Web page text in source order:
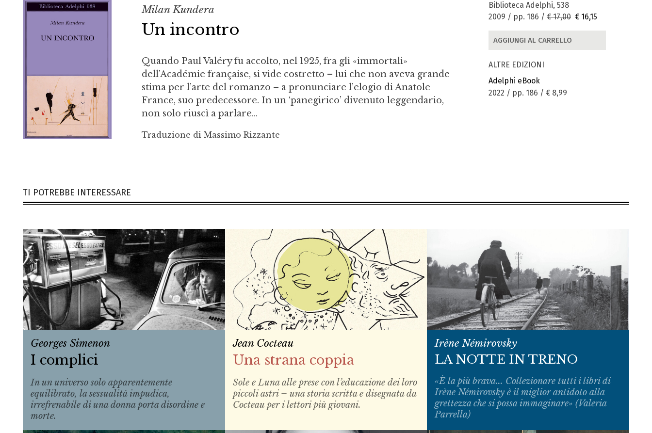
Milan Kundera
Un incontro
Quando Paul Valéry fu accolto, nel 1925, fra gli «immortali»
dell’Académie française, si vide costretto – lui che non aveva grande
stima per l’arte del romanzo – a pronunciare l’elogio di Anatole
France, suo predecessore. In un ‘panegirico’ divenuto leggendario,
non solo riuscì a parlare...
Traduzione di Massimo Rizzante
Biblioteca Adelphi, 538
2009 / pp. 186 / € 17,00 € 16,15
AGGIUNGI AL CARRELLO
ALTRE EDIZIONI
Adelphi eBook
2022 / pp. 186 / € 8,99
TI POTREBBE INTERESSARE
Georges Simenon
I complici
In un universo solo apparentemente
equilibrato, la sessualità impudica,
irrefrenabile di una donna porta disordine e
morte.
Jean Cocteau
Una strana coppia
Sole e Luna alle prese con l’educazione dei loro
piccoli astri – una storia scritta e disegnata da
Cocteau per i lettori più giovani.
Irène Némirovsky
LA NOTTE IN TRENO
«È la più brava... Collezionare tutti i libri di
Irène Némirovsky è il miglior antidoto alla
grettezza che si possa immaginare» (Valeria
Parrella)